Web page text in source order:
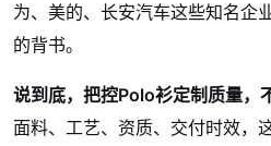
为、美的、长安汽车这些知名企
的背书。
说到底，把控Polo衫定制质量，
面料、工艺、资质、交付时效，